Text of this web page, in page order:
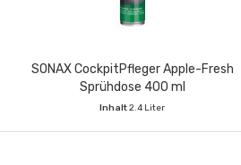
SONAX CockpitPfleger Apple-Fresh
Sprühdose 400 ml
Inhalt2.4 Liter